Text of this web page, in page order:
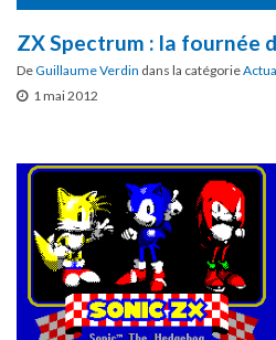
ZX Spectrum : la fournée
DeGuillaume Verdin dans la catégorie
1 mai 2012